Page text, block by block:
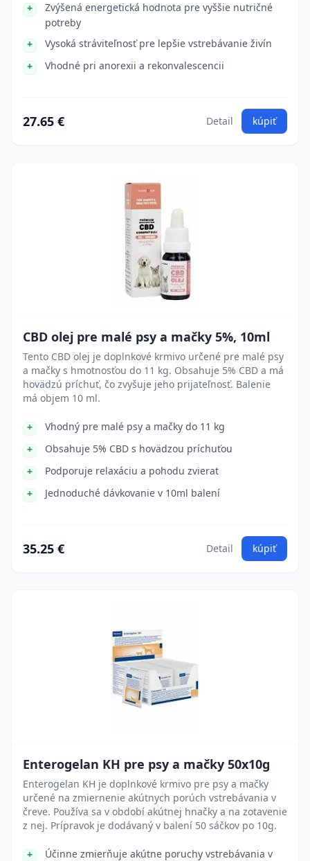
Zvýšená energetická hodnota pre vyššie nutričné
potreby
Vysoká stráviteľnosť pre lepšie vstrebávanie živín
Vhodné pri anorexii a rekonvalescencii
27.65 € Detail kúpiť
CBD olej pre malé psy a mačky 5%, 10ml
Tento CBD olej je doplnkové krmivo určené pre malé psy
a mačky s hmotnosťou do 11 kg. Obsahuje 5% CBD a má
hovädzú príchuť, čo zvyšuje jeho prijateľnosť. Balenie
má objem 10 ml.
Vhodný pre malé psy a mačky do 11 kg
Obsahuje 5% CBD s hovädzou príchuťou
Podporuje relaxáciu a pohodu zvierat
Jednoduché dávkovanie v 10ml balení
35.25 € Detail kúpiť
Enterogelan KH pre psy a mačky 50x10g
Enterogelan KH je doplnkové krmivo pre psy a mačky
určené na zmiernenie akútnych porúch vstrebávania v
čreve. Používa sa v období akútnej hnačky a na zotavenie
z nej. Prípravok je dodávaný v balení 50 sáčkov po 10g.
Účinne zmierňuje akútne poruchy vstrebávania v